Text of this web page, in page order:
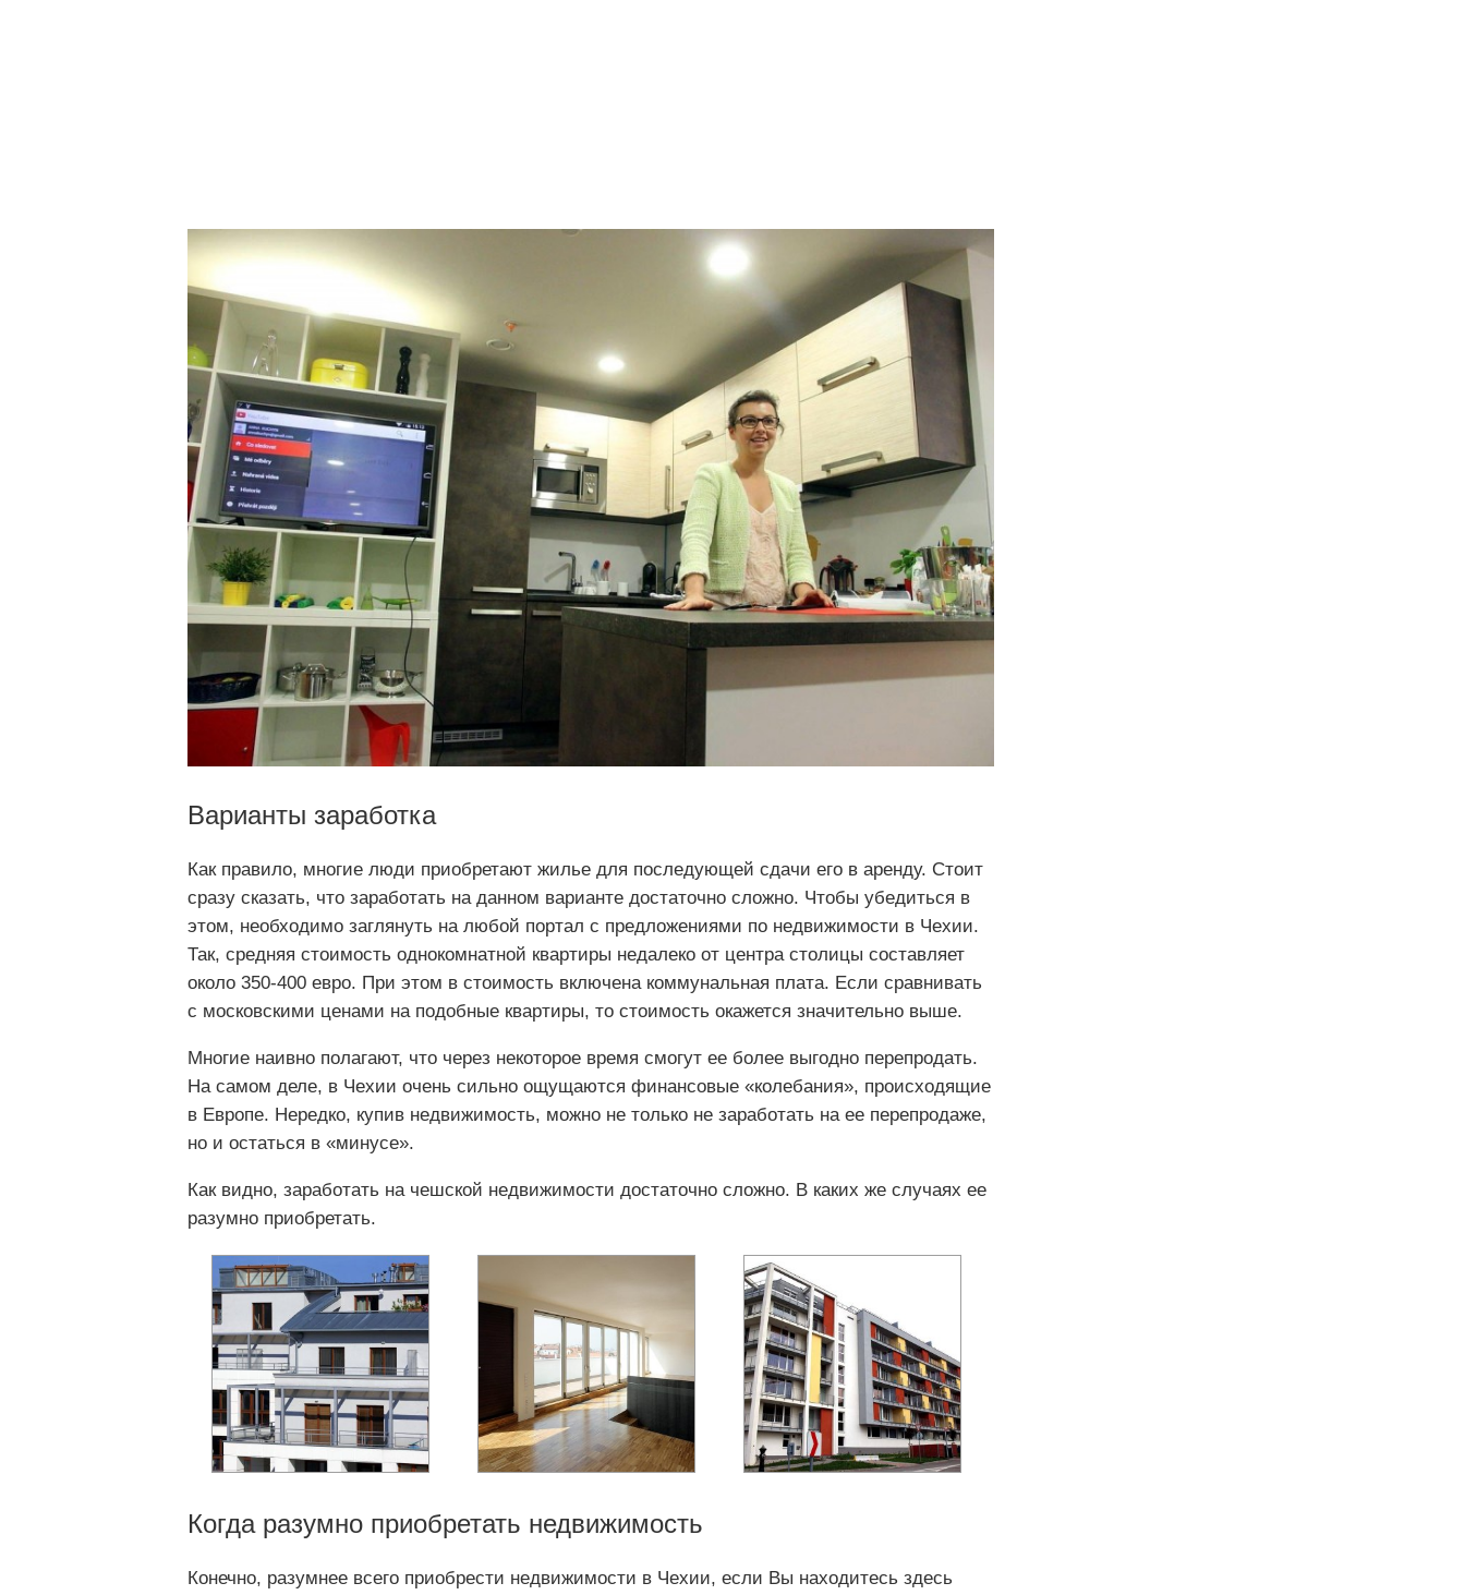
Варианты заработка
Как правило, многие люди приобретают жилье для последующей сдачи его в аренду. Стоит
сразу сказать, что заработать на данном варианте достаточно сложно. Чтобы убедиться в
этом, необходимо заглянуть на любой портал с предложениями по недвижимости в Чехии.
Так, средняя стоимость однокомнатной квартиры недалеко от центра столицы составляет
около 350-400 евро. При этом в стоимость включена коммунальная плата. Если сравнивать
с московскими ценами на подобные квартиры, то стоимость окажется значительно выше.
Многие наивно полагают, что через некоторое время смогут ее более выгодно перепродать.
На самом деле, в Чехии очень сильно ощущаются финансовые «колебания», происходящие
в Европе. Нередко, купив недвижимость, можно не только не заработать на ее перепродаже,
но и остаться в «минусе».
Как видно, заработать на чешской недвижимости достаточно сложно. В каких же случаях ее
разумно приобретать.
Когда разумно приобретать недвижимость
Конечно, разумнее всего приобрести недвижимости в Чехии, если Вы находитесь здесь